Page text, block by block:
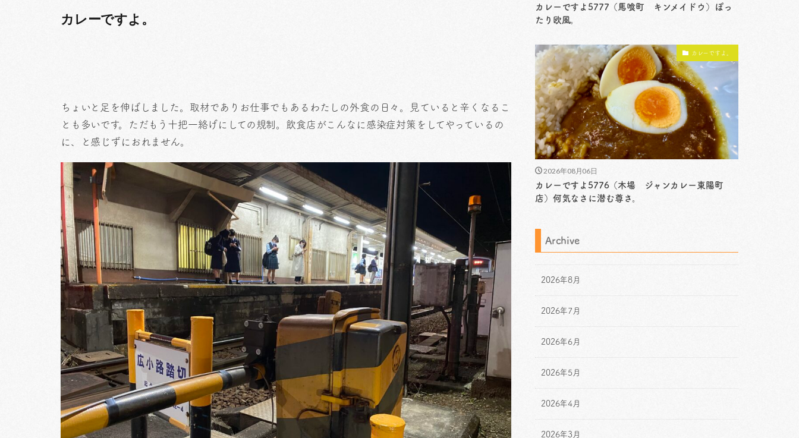
カレーですよ。
ちょいと足を伸ばしました。取材でありお仕事でもあるわたしの外食の日々。見ていると辛くなるこ
とも多いです。ただもう十把一絡げにしての規制。飲食店がこんなに感染症対策をしてやっているの
に、と感じずにおれません。
カレーですよ5777（馬喰町 キンメイドウ）ぽっ
たり欧風。
カレーですよ。
2026年08月06日
カレーですよ5776（木場 ジャンカレー東陽町
店）何気なさに潜む尊さ。
Archive
2026年8月
2026年7月
2026年6月
2026年5月
2026年4月
2026年3月